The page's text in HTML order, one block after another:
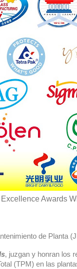
Awards
de Planta
, juzgan y honran los
(TPM) en las